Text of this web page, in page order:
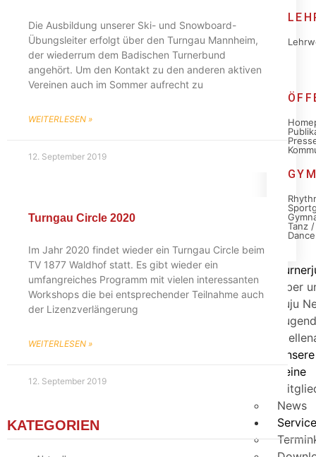
Tanz /
Dance
Über
Tuju
Unsere
Vereine
News
Die Ausbildung unserer Ski- und Snowboard-
Übungsleiter erfolgt über den Turngau Mannheim,
der wiederrum dem Badischen Turnerbund
angehört. Um den Kontakt zu den anderen aktiven
Vereinen auch im Sommer aufrecht zu
WEITERLESEN »
12. September 2019
Turngau Circle 2020
Im Jahr 2020 findet wieder ein Turngau Circle beim
TV 1877 Waldhof statt. Es gibt wieder ein
umfangreiches Programm mit vielen interessanten
Workshops die bei entsprechender Teilnahme auch
der Lizenzverlängerung
WEITERLESEN »
12. September 2019
KATEGORIEN